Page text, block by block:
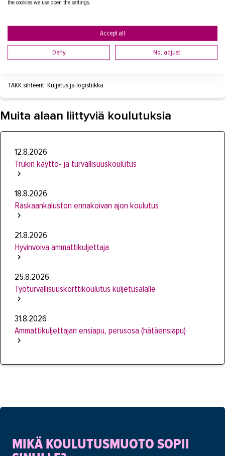
LÄHETÄ VIESTI
TAKK sihteerit, Kuljetus ja logistiikka
Muita alaan liittyviä koulutuksia
12.8.2026
Trukin käyttö- ja turvallisuuskoulutus
18.8.2026
Raskaankaluston ennakoivan ajon koulutus
21.8.2026
Hyvinvoiva ammattikuljettaja
25.8.2026
Työturvallisuuskorttikoulutus kuljetusalalle
31.8.2026
Ammattikuljettajan ensiapu, perusosa (hätäensiapu)
MIKÄ KOULUTUSMUOTO SOPII
the cookies we use open the settings.
Accept all
Deny No, adjust